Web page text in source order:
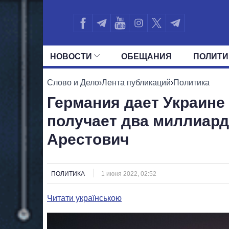
НОВОСТИ ОБЕЩАНИЯ
ВСЕ ПОЛИТИКИ ПРЕЗИДЕНТ И
Слово и Дело›Лента публикаций›Политика
Германия дает
получает два
Арестович
ПОЛИТИКА 1 июня 2022, 02:52
Читати українською